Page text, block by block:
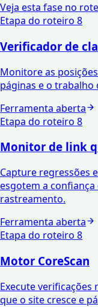
Veja esta fase no
Etapa do roteiro 8
Verificador de
Monitore as
páginas e o trabalho
Ferramenta aberta
Etapa do roteiro 8
Monitor de link
Capture regressões
esgotem a
rastreamento.
Ferramenta aberta
Etapa do roteiro 8
Motor CoreScan
Execute verificações
que o site cresce e